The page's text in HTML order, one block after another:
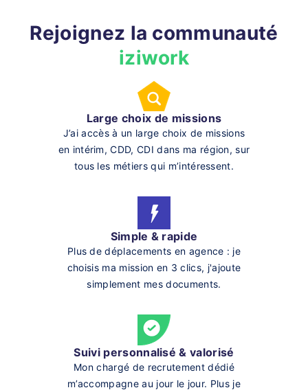
Rejoignez la communauté
iziwork
Large choix de missions
J’ai accès à un large choix de missions
en intérim, CDD, CDI dans ma région, sur
tous les métiers qui m’intéressent.
Simple & rapide
Plus de déplacements en agence : je
choisis ma mission en 3 clics, j'ajoute
simplement mes documents.
Suivi personnalisé & valorisé
Mon chargé de recrutement dédié
m’accompagne au jour le jour. Plus je